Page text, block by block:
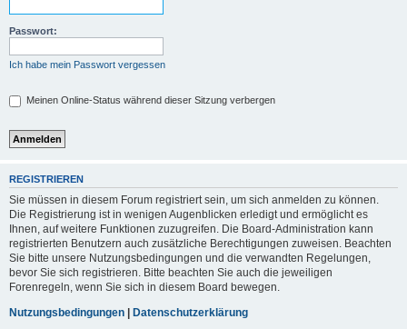
Passwort:
Ich habe mein Passwort vergessen
Meinen Online-Status während dieser Sitzung verbergen
REGISTRIEREN
Sie müssen in diesem Forum registriert sein, um sich anmelden zu können.
Die Registrierung ist in wenigen Augenblicken erledigt und ermöglicht es
Ihnen, auf weitere Funktionen zuzugreifen. Die Board-Administration kann
registrierten Benutzern auch zusätzliche Berechtigungen zuweisen. Beachten
Sie bitte unsere Nutzungsbedingungen und die verwandten Regelungen,
bevor Sie sich registrieren. Bitte beachten Sie auch die jeweiligen
Forenregeln, wenn Sie sich in diesem Board bewegen.
Nutzungsbedingungen
Datenschutzerklärung